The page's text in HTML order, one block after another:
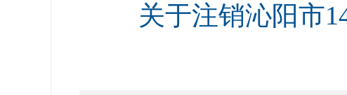
关于注销沁阳市